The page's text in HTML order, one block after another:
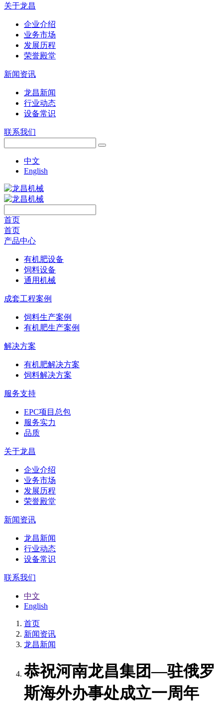
关于龙昌
企业介绍
业务市场
发展历程
荣誉殿堂
新闻资讯
龙昌新闻
行业动态
设备常识
联系我们
中文
English
首页
首页
产品中心
有机肥设备
饲料设备
通用机械
成套工程案例
饲料生产案例
有机肥生产案例
解决方案
有机肥解决方案
饲料解决方案
服务支持
EPC项目总包
服务实力
品质
关于龙昌
企业介绍
业务市场
发展历程
荣誉殿堂
新闻资讯
龙昌新闻
行业动态
设备常识
联系我们
中文
English
首页
新闻资讯
龙昌新闻
恭祝河南龙昌集团—驻俄罗
斯海外办事处成立一周年